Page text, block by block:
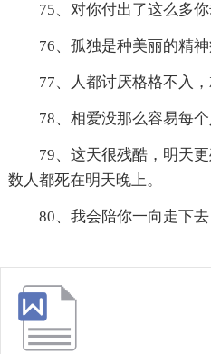
75、对你付出了这么多你
76、孤独是种美丽的精神
77、人都讨厌格格不入
78、相爱没那么容易每个
79、这天很残酷，明天
数人都死在明天晚上。
80、我会陪你一向走下去